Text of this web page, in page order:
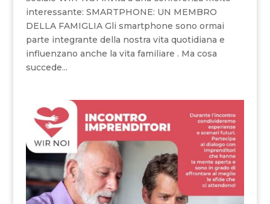
interessante: SMARTPHONE: UN MEMBRO
DELLA FAMIGLIA Gli smartphone sono ormai
parte integrante della nostra vita quotidiana e
influenzano anche la vita familiare . Ma cosa
succede...